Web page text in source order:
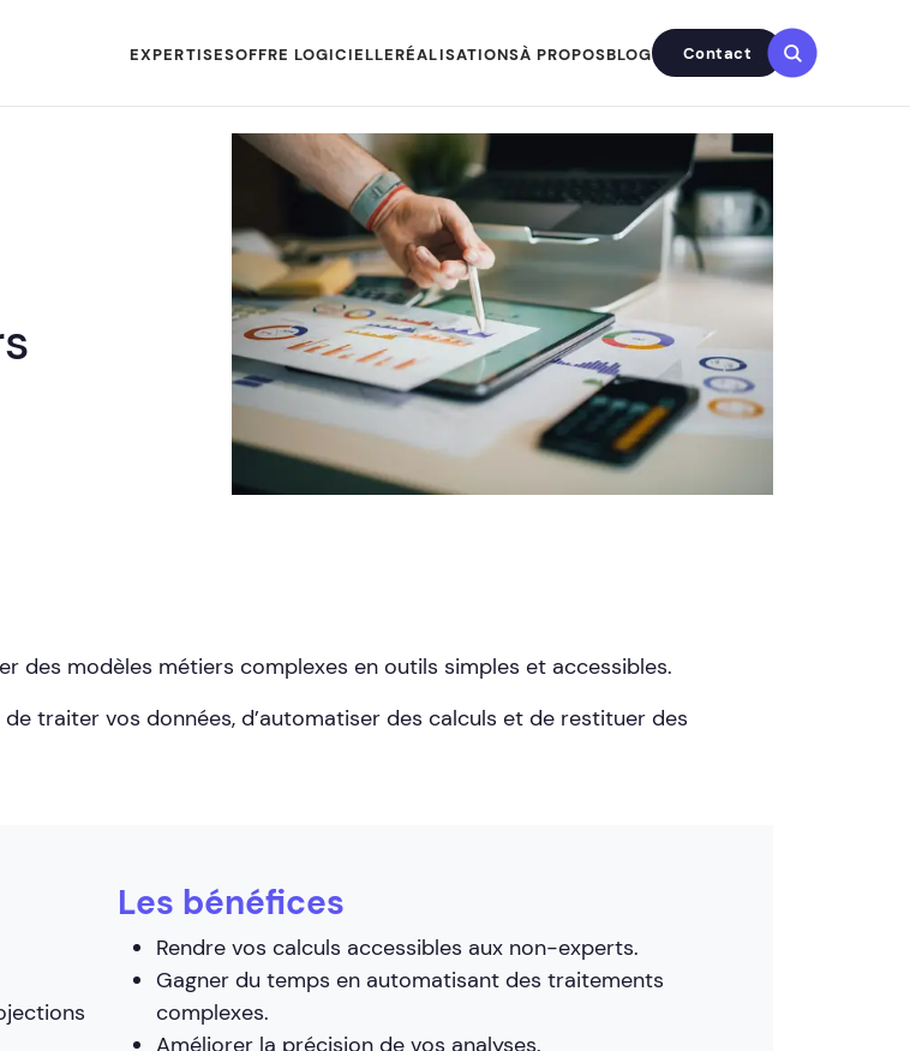
EXPERTISESOFFRE LOGICIELLERÉALISATIONSÀ PROPOSBLOG Contact
des modèles métiers complexes en outils simples et accessibles.
traiter vos données, d’automatiser des calculs et de restituer des
Les bénéfices
Rendre vos calculs accessibles aux non-experts.
Gagner du temps en automatisant des traitements
complexes.
Améliorer la précision de vos analyses.